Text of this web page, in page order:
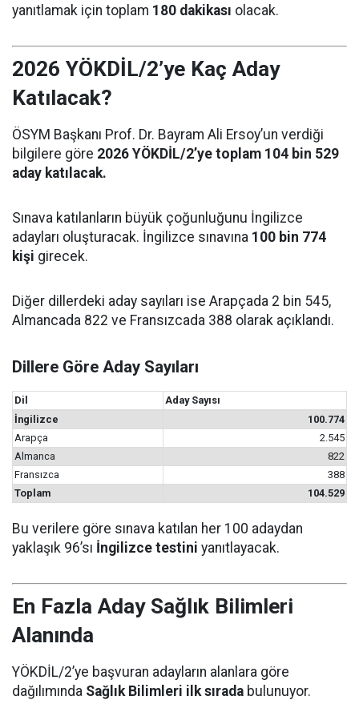
yanıtlamak için toplam 180 dakikası olacak.
2026 YÖKDİL/2’ye Kaç Aday
Katılacak?
ÖSYM Başkanı Prof. Dr. Bayram Ali Ersoy’un verdiği
bilgilere göre 2026 YÖKDİL/2’ye toplam 104 bin 529
aday katılacak.
Sınava katılanların büyük çoğunluğunu İngilizce
adayları oluşturacak. İngilizce sınavına 100 bin 774
kişi girecek.
Diğer dillerdeki aday sayıları ise Arapçada 2 bin 545,
Almancada 822 ve Fransızcada 388 olarak açıklandı.
Dillere Göre Aday Sayıları
Dil
Aday Sayısı
İngilizce
100.774
Arapça
2.545
Almanca
822
Fransızca
388
Toplam
104.529
Bu verilere göre sınava katılan her 100 adaydan
yaklaşık 96’sı İngilizce testini yanıtlayacak.
En Fazla Aday Sağlık Bilimleri
Alanında
YÖKDİL/2’ye başvuran adayların alanlara göre
dağılımında Sağlık Bilimleri ilk sırada bulunuyor.